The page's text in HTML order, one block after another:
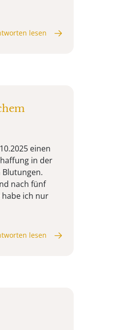
lesen
einen
in der
Blutungen.
nach fünf
ich nur
lesen